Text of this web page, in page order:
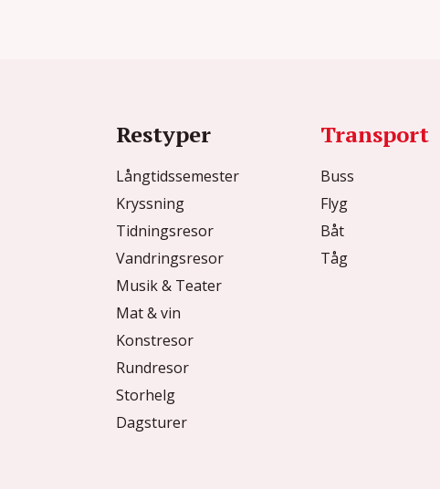
Restyper
Långtidssemester
Kryssning
Tidningsresor
Vandringsresor
Musik & Teater
Mat & vin
Konstresor
Rundresor
Storhelg
Dagsturer
Transport
Buss
Flyg
Båt
Tåg